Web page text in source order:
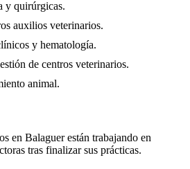
y quirúrgicas.
auxilios veterinarios.
y hematología.
de centros veterinarios.
animal.
en Balaguerestán trabajando en
tras finalizar sus prácticas.